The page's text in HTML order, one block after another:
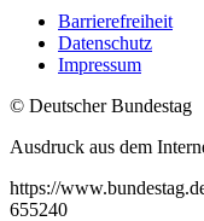
Barrierefreiheit
Datenschutz
Impressum
© Deutscher Bundestag
Ausdruck aus dem
https://
655240